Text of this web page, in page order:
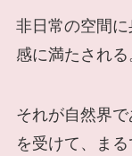
非日常の空間
感に満たされる
それが自然界
を受けて、ま